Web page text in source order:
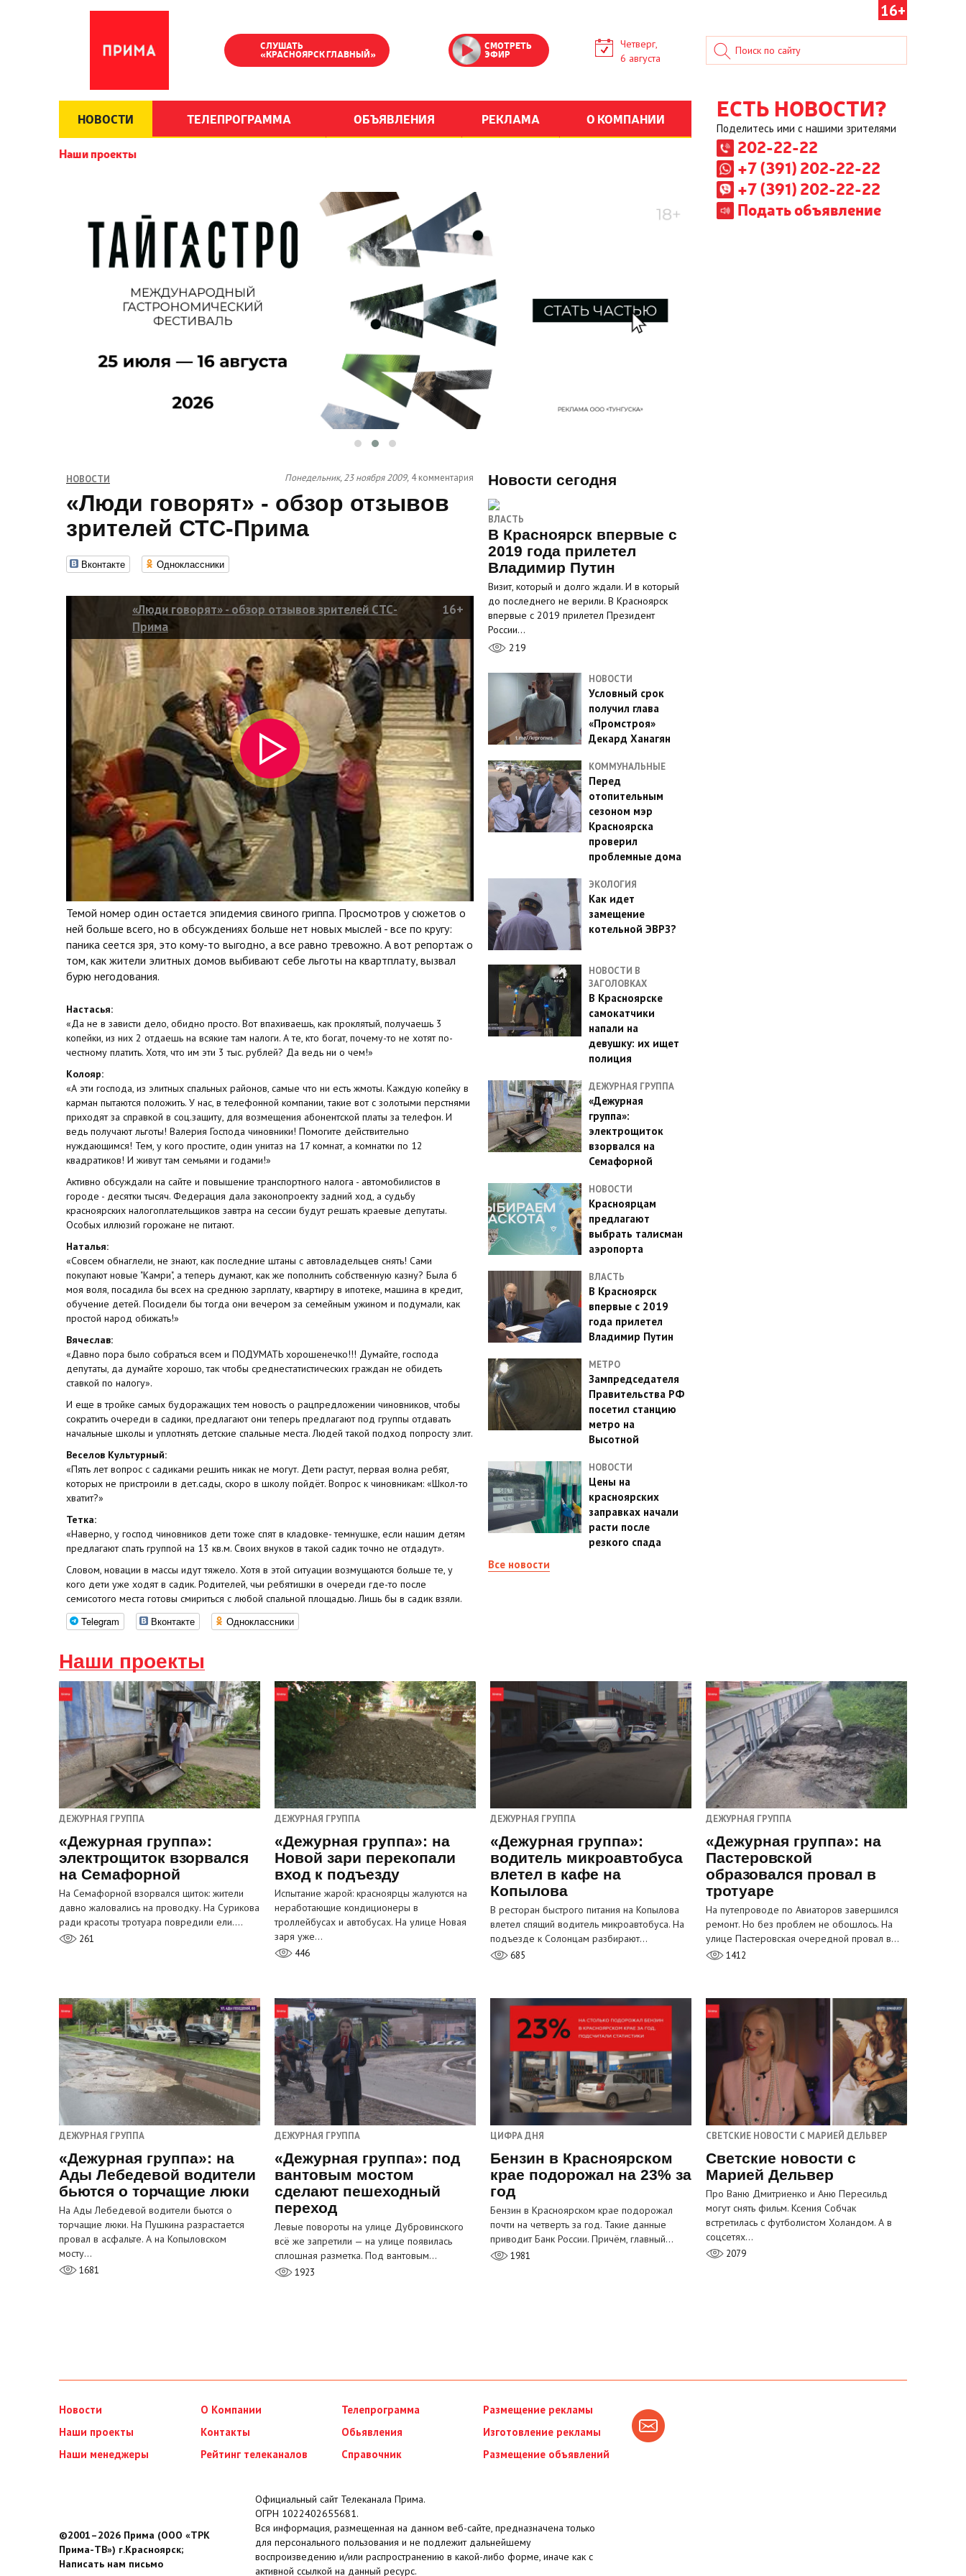
16+
СЛУШАТЬ
«КРАСНОЯРСК ГЛАВНЫЙ»
СМОТРЕТЬ
ЭФИР
Четверг,
6 августа
НОВОСТИ ТЕЛЕПРОГРАММА ОБЪЯВЛЕНИЯ РЕКЛАМА О КОМПАНИИ
Наши проекты
ЕСТЬ НОВОСТИ?
Поделитесь ими с нашими зрителями
202-22-22
+7 (391) 202-22-22
+7 (391) 202-22-22
Подать объявление
НОВОСТИ Понедельник, 23 ноября 2009, 4 комментария
«Люди говорят» - обзор отзывов
зрителей СТС-Прима
Вконтакте Одноклассники
«Люди говорят» - обзор отзывов зрителей СТС-
Прима
16+
Темой номер один остается эпидемия свиного гриппа. Просмотров у сюжетов о
ней больше всего, но в обсуждениях больше нет новых мыслей - все по кругу:
паника сеется зря, это кому-то выгодно, а все равно тревожно. А вот репортаж о
том, как жители элитных домов выбивают себе льготы на квартплату, вызвал
бурю негодования.
Настасья:
«Да не в зависти дело, обидно просто. Вот впахиваешь, как проклятый, получаешь 3
копейки, из них 2 отдаешь на всякие там налоги. А те, кто богат, почему-то не хотят по-
честному платить. Хотя, что им эти 3 тыс. рублей? Да ведь ни о чем!»
Колояр:
«А эти господа, из элитных спальных районов, самые что ни есть жмоты. Каждую копейку в
карман пытаются положить. У нас, в телефонной компании, такие вот с золотыми перстнями
приходят за справкой в соц.защиту, для возмещения абонентской платы за телефон. И
ведь получают льготы! Валерия Господа чиновники! Помогите действительно
нуждающимся! Тем, у кого простите, один унитаз на 17 комнат, а комнатки по 12
квадратиков! И живут там семьями и годами!»
Активно обсуждали на сайте и повышение транспортного налога - автомобилистов в
городе - десятки тысяч. Федерация дала законопроекту задний ход, а судьбу
красноярских налогоплательщиков завтра на сессии будут решать краевые депутаты.
Особых иллюзий горожане не питают.
Наталья:
«Совсем обнаглели, не знают, как последние штаны с автовладельцев снять! Сами
покупают новые "Камри", а теперь думают, как же пополнить собственную казну? Была б
моя воля, посадила бы всех на среднюю зарплату, квартиру в ипотеке, машина в кредит,
обучение детей. Посидели бы тогда они вечером за семейным ужином и подумали, как
простой народ обижать!»
Вячеслав:
«Давно пора было собраться всем и ПОДУМАТЬ хорошенечко!!! Думайте, господа
депутаты, да думайте хорошо, так чтобы среднестатистических граждан не обидеть
ставкой по налогу».
И еще в тройке самых будоражащих тем новость о рацпредложении чиновников, чтобы
сократить очереди в садики, предлагают они теперь предлагают под группы отдавать
начальные школы и уплотнять детские спальные места. Людей такой подход попросту злит.
Веселов Культурный:
«Пять лет вопрос с садиками решить никак не могут. Дети растут, первая волна ребят,
которых не пристроили в дет.сады, скоро в школу пойдёт. Вопрос к чиновникам: «Школ-то
хватит?»
Тетка:
«Наверно, у господ чиновников дети тоже спят в кладовке- темнушке, если нашим детям
предлагают спать группой на 13 кв.м. Своих внуков в такой садик точно не отдадут».
Словом, новации в массы идут тяжело. Хотя в этой ситуации возмущаются больше те, у
кого дети уже ходят в садик. Родителей, чьи ребятишки в очереди где-то после
семисотого места готовы смириться с любой спальной площадью. Лишь бы в садик взяли.
Telegram Вконтакте Одноклассники
Новости сегодня
ВЛАСТЬ
В Красноярск впервые с
2019 года прилетел
Владимир Путин
Визит, который и долго ждали. И в который
до последнего не верили. В Красноярск
впервые с 2019 прилетел Президент
России…
219
НОВОСТИ
Условный срок
получил глава
«Промстроя»
Декард Ханагян
КОММУНАЛЬНЫЕ
Перед
отопительным
сезоном мэр
Красноярска
проверил
проблемные дома
ЭКОЛОГИЯ
Как идет
замещение
котельной ЭВРЗ?
НОВОСТИ В
ЗАГОЛОВКАХ
В Красноярске
самокатчики
напали на
девушку: их ищет
полиция
ДЕЖУРНАЯ ГРУППА
«Дежурная
группа»:
электрощиток
взорвался на
Семафорной
НОВОСТИ
Красноярцам
предлагают
выбрать талисман
аэропорта
ВЛАСТЬ
В Красноярск
впервые с 2019
года прилетел
Владимир Путин
МЕТРО
Зампредседателя
Правительства РФ
посетил станцию
метро на
Высотной
НОВОСТИ
Цены на
красноярских
заправках начали
расти после
резкого спада
Все новости
Наши проекты
ДЕЖУРНАЯ ГРУППА
«Дежурная группа»:
электрощиток взорвался
на Семафорной
На Семафорной взорвался щиток: жители
давно жаловались на проводку. На Сурикова
ради красоты тротуара повредили ели.…
261
ДЕЖУРНАЯ ГРУППА
«Дежурная группа»: на
Новой зари перекопали
вход к подъезду
Испытание жарой: красноярцы жалуются на
неработающие кондиционеры в
троллейбусах и автобусах. На улице Новая
заря уже…
446
ДЕЖУРНАЯ ГРУППА
«Дежурная группа»:
водитель микроавтобуса
влетел в кафе на
Копылова
В ресторан быстрого питания на Копылова
влетел спящий водитель микроавтобуса. На
подъезде к Солонцам разбирают…
685
ДЕЖУРНАЯ ГРУППА
«Дежурная группа»: на
Пастеровской
образовался провал в
тротуаре
На путепроводе по Авиаторов завершился
ремонт. Но без проблем не обошлось. На
улице Пастеровская очередной провал в…
1412
ДЕЖУРНАЯ ГРУППА
«Дежурная группа»: на
Ады Лебедевой водители
бьются о торчащие люки
На Ады Лебедевой водители бьются о
торчащие люки. На Пушкина разрастается
провал в асфальте. А на Копыловском
мосту…
1681
ДЕЖУРНАЯ ГРУППА
«Дежурная группа»: под
вантовым мостом
сделают пешеходный
переход
Левые повороты на улице Дубровинского
всё же запретили — на улице появилась
сплошная разметка. Под вантовым…
1923
ЦИФРА ДНЯ
Бензин в Красноярском
крае подорожал на 23% за
год
Бензин в Красноярском крае подорожал
почти на четверть за год. Такие данные
приводит Банк России. Причём, главный…
1981
СВЕТСКИЕ НОВОСТИ С МАРИЕЙ ДЕЛЬВЕР
Светские новости с
Марией Дельвер
Про Ваню Дмитриенко и Аню Пересильд
могут снять фильм. Ксения Собчак
встретилась с футболистом Холандом. А в
соцсетях…
2079
Новости
Наши проекты
Наши менеджеры
О Компании
Контакты
Рейтинг телеканалов
Телепрограмма
Обьявления
Справочник
Размещение рекламы
Изготовление рекламы
Размещение объявлений
©2001–2026 Прима (ООО «ТРК
Прима-ТВ») г.Красноярск;
Написать нам письмо
Официальный сайт Телеканала Прима.
ОГРН 1022402655681.
Вся информация, размещенная на данном веб-сайте, предназначена только
для персонального пользования и не подлежит дальнейшему
воспроизведению и/или распространению в какой-либо форме, иначе как с
активной ссылкой на данный ресурс.